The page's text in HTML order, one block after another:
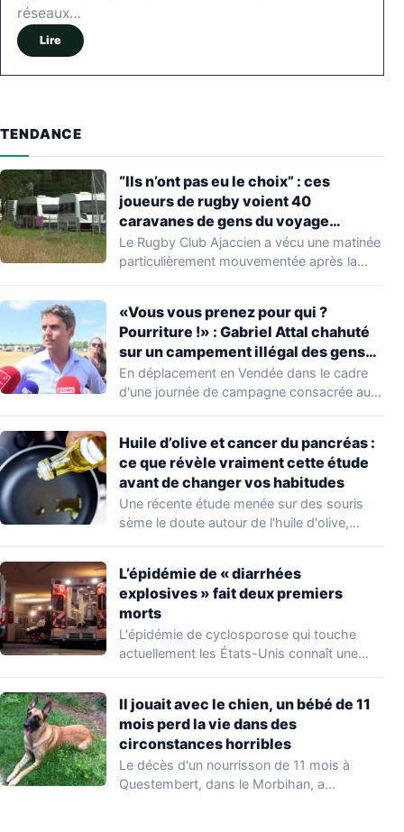
réseaux…
Lire
TENDANCE
“Ils n’ont pas eu le choix” : ces
joueurs de rugby voient 40
caravanes de gens du voyage
s’installer dans leur stade, ils les
délogent en moins d’1 heure
Le Rugby Club Ajaccien a vécu une matinée
particulièrement mouvementée après la
«Vous vous prenez pour qui ?
Pourriture !» : Gabriel Attal chahuté
sur un campement illégal des gens
du voyage
En déplacement en Vendée dans le cadre
d'une journée de campagne consacrée aux
Huile d’olive et cancer du pancréas :
ce que révèle vraiment cette étude
avant de changer vos habitudes
Une récente étude menée sur des souris
sème le doute autour de l'huile d'olive,…
L’épidémie de « diarrhées
explosives » fait deux premiers
morts
L'épidémie de cyclosporose qui touche
actuellement les États-Unis connaît une
Il jouait avec le chien, un bébé de 11
mois perd la vie dans des
circonstances horribles
Le décès d'un nourrisson de 11 mois à
Questembert, dans le Morbihan, a